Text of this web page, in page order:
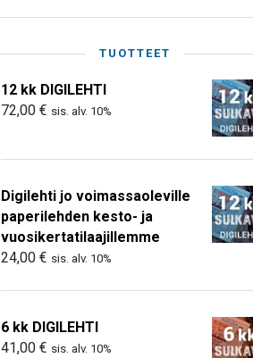
TUOTTEET
12 kk DIGILEHTI
72,00 € sis. alv. 10%
Digilehti jo voimassaoleville
paperilehden kesto- ja
vuosikertatilaajillemme
24,00 € sis. alv. 10%
6 kk DIGILEHTI
41,00 € sis. alv. 10%